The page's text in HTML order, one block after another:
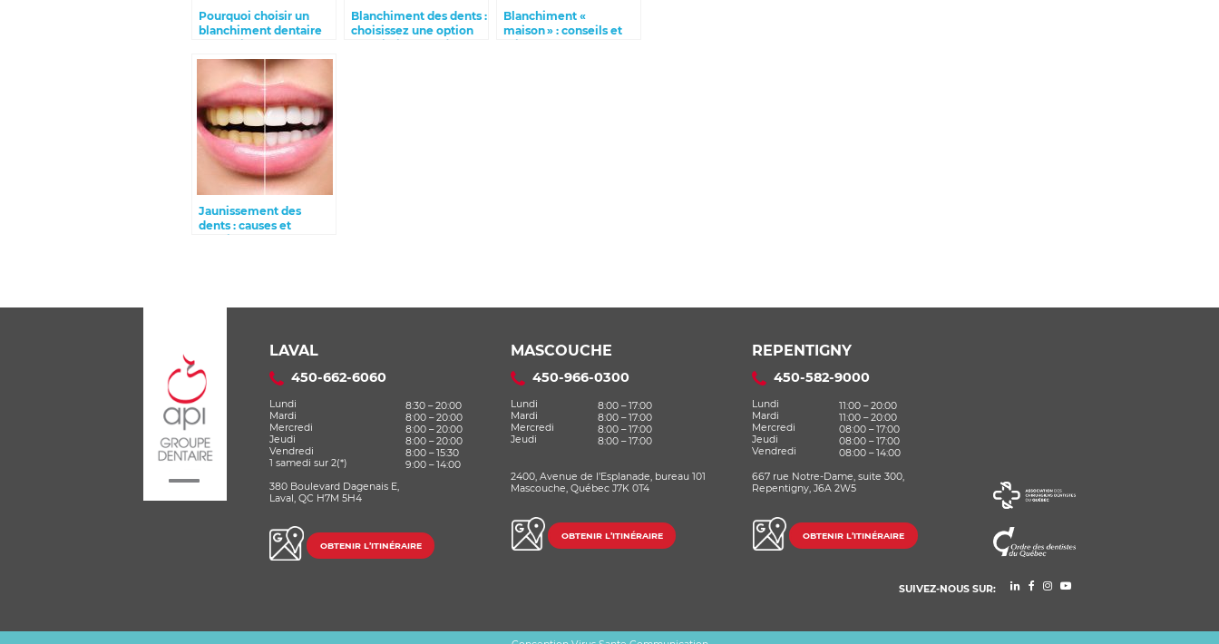
Pourquoi choisir un
blanchiment dentaire
Blanchiment des dents :
choisissez une option
Blanchiment «
maison » : conseils et
Jaunissement des
dents : causes et
LAVAL
450-662-6060
Lundi
8:30 – 20:00
Mardi
8:00 – 20:00
Mercredi
8:00 – 20:00
Jeudi
8:00 – 20:00
Vendredi
8:00 – 15:30
1 samedi sur 2(*)
9:00 – 14:00
380 Boulevard Dagenais E,
Laval, QC H7M 5H4
OBTENIR L’ITINÉRAIRE
MASCOUCHE
450-966-0300
Lundi
8:00 – 17:00
Mardi
8:00 – 17:00
Mercredi
8:00 – 17:00
Jeudi
8:00 – 17:00
2400, Avenue de l’Esplanade, bureau 101
Mascouche, Québec J7K 0T4
OBTENIR L’ITINÉRAIRE
REPENTIGNY
450-582-9000
Lundi
11:00 – 20:00
Mardi
11:00 – 20:00
Mercredi
08:00 – 17:00
Jeudi
08:00 – 17:00
Vendredi
08:00 – 14:00
667 rue Notre-Dame, suite 300,
Repentigny, J6A 2W5
OBTENIR L’ITINÉRAIRE
SUIVEZ-NOUS SUR: